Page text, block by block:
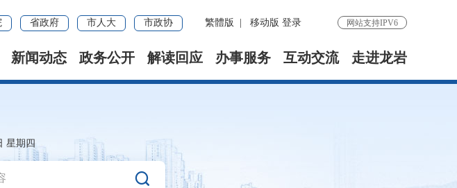
省政府 市人大 市政协 繁體版 移动版 登录 网站支持IPV6
新闻动态 政务公开 解读回应 办事服务 互动交流 走进龙岩
星期四
